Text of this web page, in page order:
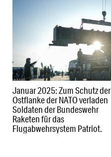
Januar 2025: Zum Schutz der
Ostflanke der NATO verladen
Soldaten der Bundeswehr
Raketen für das
Flugabwehrsystem Patriot.